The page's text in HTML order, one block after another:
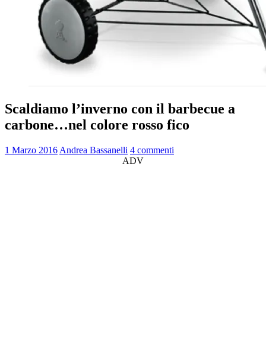
Scaldiamo l’inverno con il barbecue a
carbone…nel colore rosso fico
1 Marzo 2016 Andrea Bassanelli 4 commenti
ADV